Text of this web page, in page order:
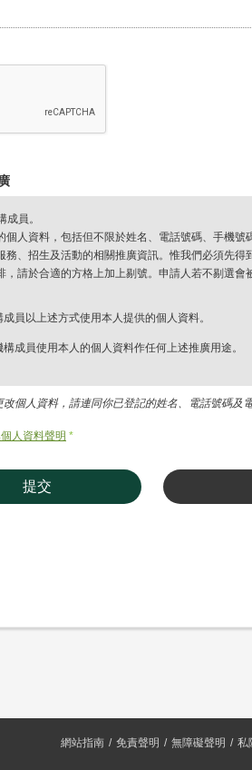
員。
個人資料，包括但不限於姓名、電話號碼、手機
務、招生及活動的相關推廣資訊。惟我們必須先
，請於合適的方格上加上剔號。申請人若不剔選
員以上述方式使用本人提供的個人資料。
成員使用本人的個人資料作任何上述推廣用途。
個人資料，請連同你已登記的姓名、電話號碼及
人資料聲明 *
提交
網站指南 免責聲明 無障礙聲明 私